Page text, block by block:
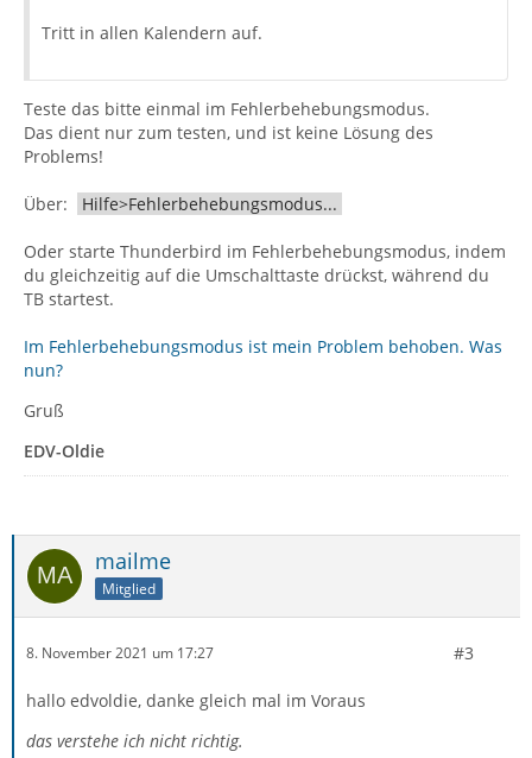
Tritt in allen Kalendern auf.
Teste das bitte einmal im Fehlerbehebungsmodus.
Das dient nur zum testen, und ist keine Lösung des
Problems!
Über: Hilfe>Fehlerbehebungsmodus...
Oder starte Thunderbird im Fehlerbehebungsmodus, indem
du gleichzeitig auf die Umschalttaste drückst, während du
TB startest.
Im Fehlerbehebungsmodus ist mein Problem behoben. Was
nun?
Gruß
EDV-Oldie
mailme
Mitglied
8. November 2021 um 17:27 #3
hallo edvoldie, danke gleich mal im Voraus
das verstehe ich nicht richtig.